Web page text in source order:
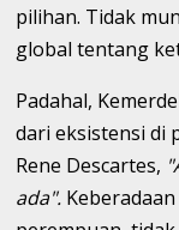
pilihan. Tidak
global tentang
Padahal,
dari eksistensi di
Rene Descartes,
ada".